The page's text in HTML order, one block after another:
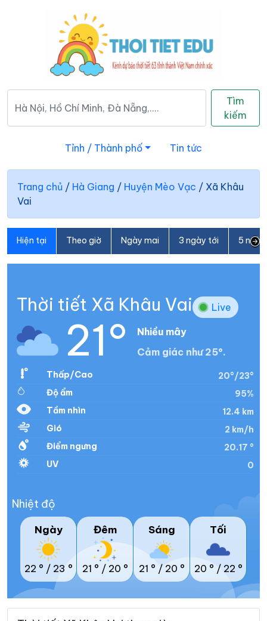
Tìm
kiếm
Tỉnh / Thành phố Tin tức
Trang chủ / Hà Giang / Huyện Mèo Vạc / Xã Khâu
Vai
Hiện tại Theo giờ Ngày mai 3 ngày tới 5
Thời tiết Xã Khâu Vai Live
21°
Nhiều mây
Cảm giác như 25°.
Thấp/Cao
20°/23°
Độ ẩm
95%
Tầm nhìn
12.4 km
Gió
2 km/h
Điểm ngưng
20.17 °
UV
0
Nhiệt độ
Ngày
22 ° / 23 °
Đêm
21 ° / 20 °
Sáng
21 ° / 20 °
Tối
20 ° / 22 °